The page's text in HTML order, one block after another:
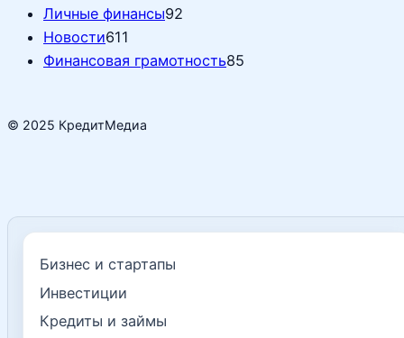
Личные финансы92
Новости611
Финансовая грамотность85
© 2025 КредитМедиа
Бизнес и стартапы
Инвестиции
Кредиты и займы